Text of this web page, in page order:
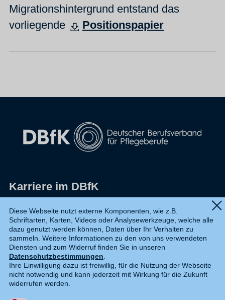
Migrationshintergrund entstand das
vorliegende
Positionspapier
Karriere im DBfK
Datenschutz
Shop
Widerruf
Kontakt
Diese Webseite nutzt externe Komponenten, wie z.B.
Schriftarten, Karten, Videos oder Analysewerkzeuge, welche alle
dazu genutzt werden können, Daten über Ihr Verhalten zu
sammeln. Weitere Informationen zu den von uns verwendeten
Diensten und zum Widerruf finden Sie in unseren
Datenschutzbestimmungen.
Ihre Einwilligung dazu ist freiwillig, für die Nutzung der Webseite
nicht notwendig und kann jederzeit mit Wirkung für die Zukunft
widerrufen werden.